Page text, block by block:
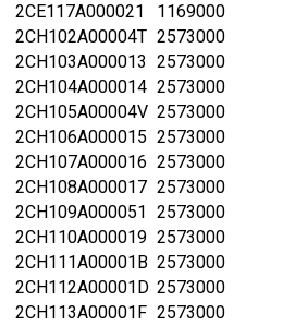
2CE117A000021
1169000
2CH102A00004T 2573000
2CH103A000013 2573000
2CH104A000014 2573000
2CH105A00004V 2573000
2CH106A000015 2573000
2CH107A000016 2573000
2CH108A000017 2573000
2CH109A000051
2573000
2CH110A000019 2573000
2CH111A00001B 2573000
2CH112A00001D 2573000
2CH113A00001F 2573000